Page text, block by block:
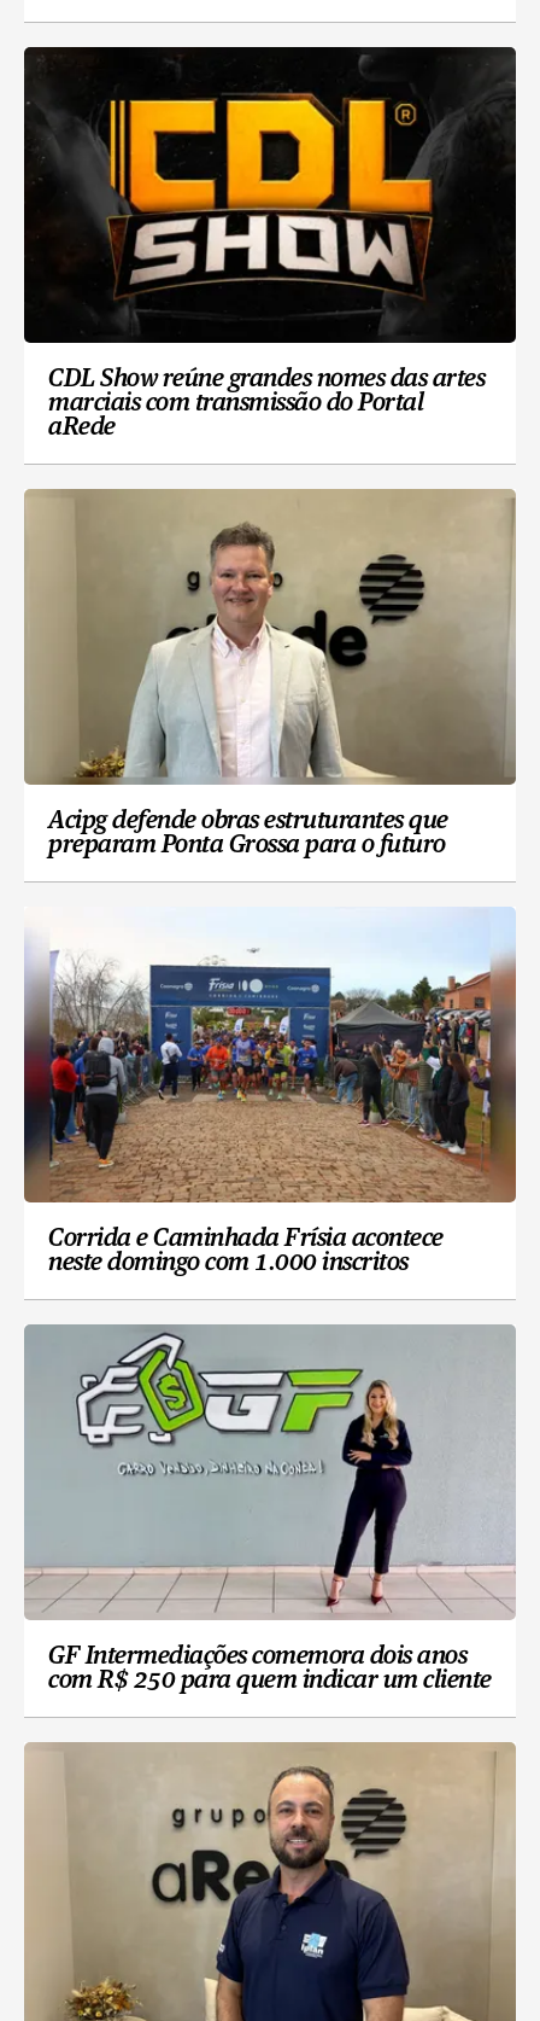
CDL Show reúne grandes nomes das artes
marciais com transmissão do Portal
aRede
Acipg defende obras estruturantes que
preparam Ponta Grossa para o futuro
Corrida e Caminhada Frísia acontece
neste domingo com 1.000 inscritos
GF Intermediações comemora dois anos
com R$ 250 para quem indicar um cliente